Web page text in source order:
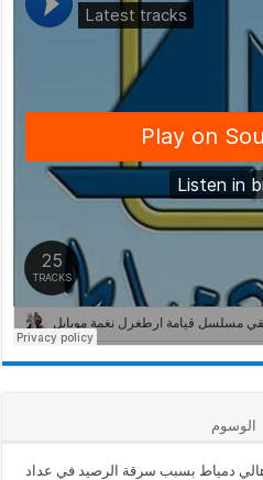
الوسوم
دمياط بسبب سرقة الرصيد في عداد